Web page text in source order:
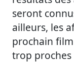
seront
ailleurs, les
prochain film
trop proches